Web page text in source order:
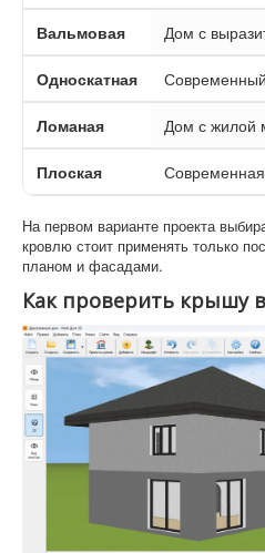
Вальмовая Дом с
Односкатная
Ломаная Дом с жилой
Плоская Современная
На первом варианте проекта
кровлю стоит применять только
планом и фасадами.
Как проверить крышу в